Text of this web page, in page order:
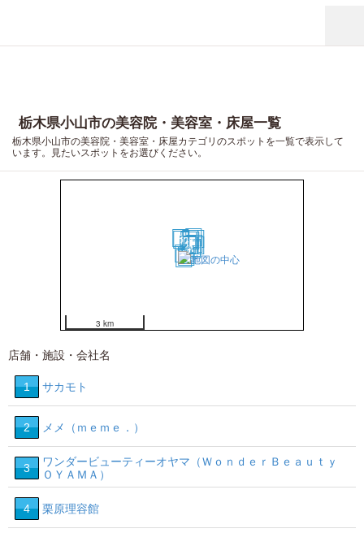
栃木県小山市の美容院・美容室・床屋一覧
栃木県小山市の美容院・美容室・床屋カテゴリのスポットを一覧で表示して
います。見たいスポットをお選びください。
12
34
5
6
7
8
9
10
11
12
1314
15
16
17
18
19
20
3 km
店舗・施設・会社名
1 サカモト
2 メメ（ｍｅｍｅ．）
3
ワンダービューティーオヤマ（ＷｏｎｄｅｒＢｅａｕｔｙ
ＯＹＡＭＡ）
4 栗原理容館